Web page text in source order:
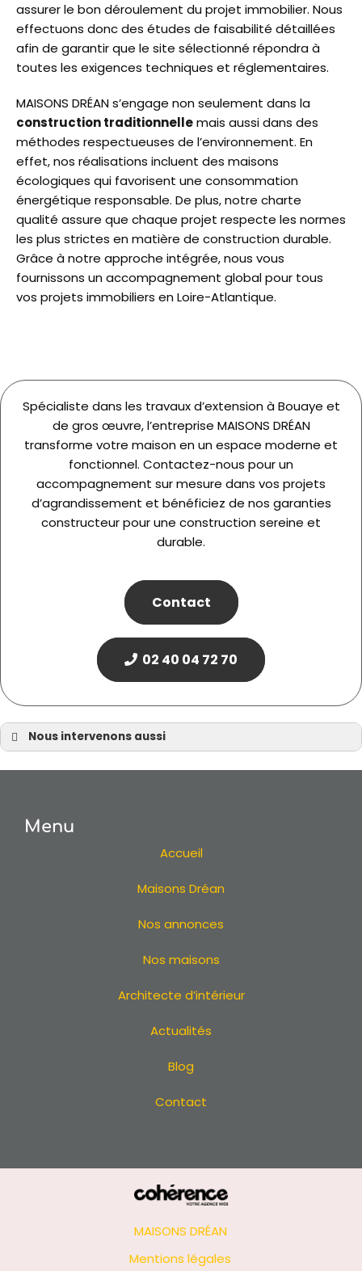
assurer le bon déroulement du projet immobilier. Nous
effectuons donc des études de faisabilité détaillées
afin de garantir que le site sélectionné répondra à
toutes les exigences techniques et réglementaires.
MAISONS DRÉAN s’engage non seulement dans la
construction traditionnellemais aussi dans des
méthodes respectueuses de l’environnement. En
effet, nos réalisations incluent des maisons
écologiques qui favorisent une consommation
énergétique responsable. De plus, notre charte
qualité assure que chaque projet respecte les normes
les plus strictes en matière de construction durable.
Grâce à notre approche intégrée, nous vous
fournissons un accompagnement global pour tous
vos projets immobiliers en Loire-Atlantique.
Spécialiste dans les travaux d’extension à Bouaye et
de gros œuvre, l’entreprise MAISONS DRÉAN
transforme votre maison en un espace moderne et
fonctionnel. Contactez-nous pour un
accompagnement sur mesure dans vos projets
d’agrandissement et bénéficiez de nos garanties
constructeur pour une construction sereine et
durable.
Contact
02 40 04 72 70
Nous intervenons aussi
Extension à Sautron
Extension à Sainte-Luce-sur-Loire
Extension à Batz-sur-Mer
Extension à Chaumes-en-Retz
Extension à Saint-Jean-de-Boiseau
Extension à La Chevrolière
Extension à La Haie-Fouassière
Menu
Accueil
Maisons Dréan
Nos annonces
Nos maisons
Architecte d’intérieur
Actualités
Blog
Contact
MAISONS DRÉAN
Mentions légales